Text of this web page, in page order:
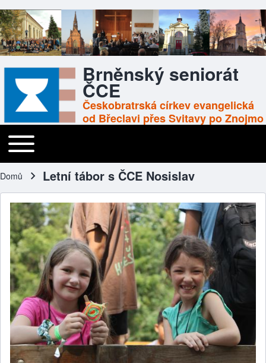
Brněnský seniorát
ČCE
Českobratrská církev evangelická
od Břeclavi přes Svitavy po Znojmo
Main navigation
Toggle main menu
Domů Letní tábor s ČCE Nosislav